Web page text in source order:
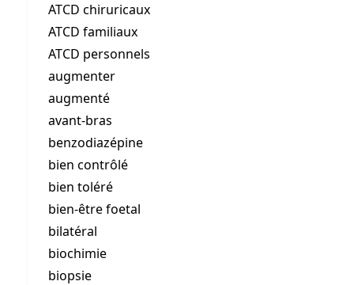
ATCD chiruricaux
ATCD familiaux
ATCD personnels
augmenter
augmenté
avant-bras
benzodiazépine
bien contrôlé
bien toléré
bien-être foetal
bilatéral
biochimie
biopsie